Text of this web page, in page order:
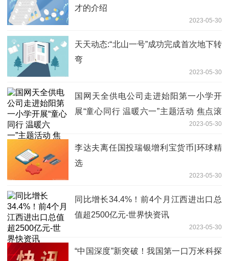
才的介绍
2023-05-30
天天动态:“北山一号”成功完成首次地下转
弯
2023-05-30
国网天全供电公司走进始阳第一小学开
展“童心同行 温暖六一”主题活动 焦点滚
2023-05-30
李达夫离任国投瑞银增利宝货币|环球精
选
2023-05-30
同比增长34.4%！前4个月江西进出口总
值超2500亿元-世界快资讯
2023-05-30
“中国深度”新突破！我国第一口万米科探